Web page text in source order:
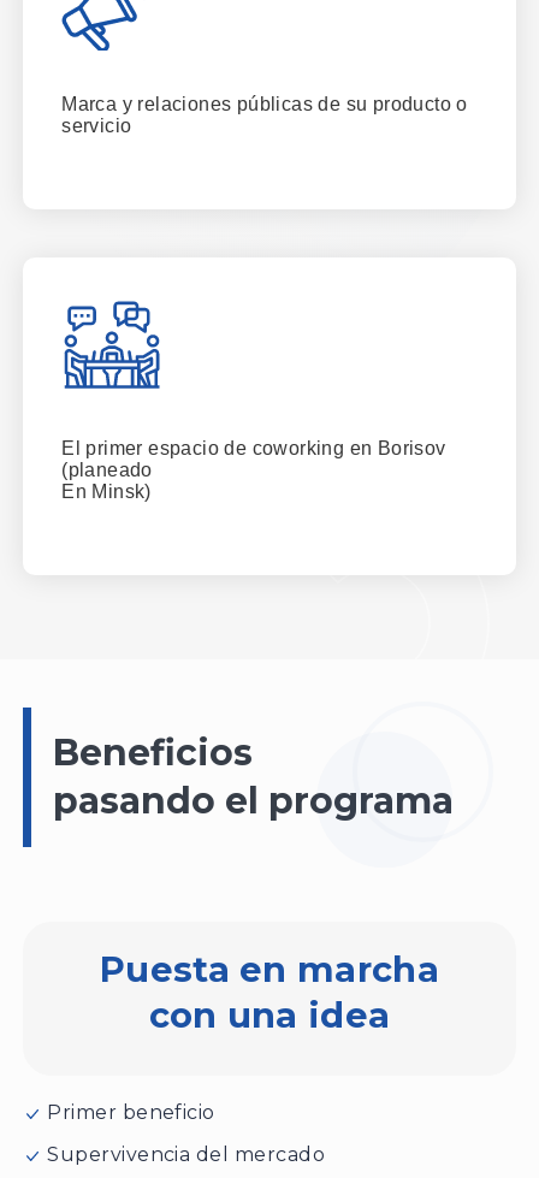
Marca y relaciones públicas de su producto o
servicio
El primer espacio de coworking en Borisov
(planeado
En Minsk)
Beneficios
pasando el programa
Puesta en marcha
con una idea
Primer beneficio
Supervivencia del mercado